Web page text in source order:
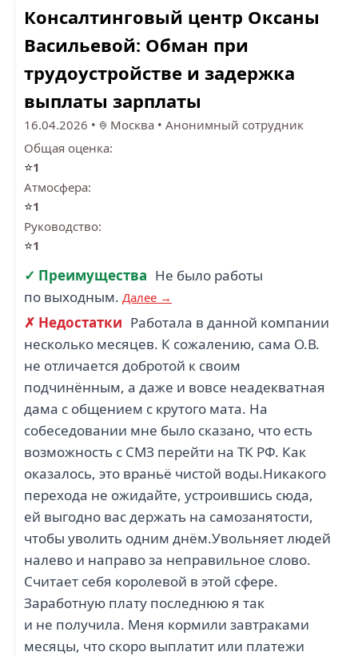
Консалтинговый центр Оксаны
Васильевой: Обман при
трудоустройстве и задержка
выплаты зарплаты
16.04.2026 • Москва • Анонимный сотрудник
Общая оценка:
⭐1
Атмосфера:
⭐1
Руководство:
⭐1
✓ Преимущества Не было работы
по выходным. Далее →
✗ Недостатки Работала в данной компании
несколько месяцев. К сожалению, сама О.В.
не отличается добротой к своим
подчинённым, а даже и вовсе неадекватная
дама с общением с крутого мата. На
собеседовании мне было сказано, что есть
возможность с СМЗ перейти на ТК РФ. Как
оказалось, это враньё чистой воды.Никакого
перехода не ожидайте, устроившись сюда,
ей выгодно вас держать на самозанятости,
чтобы уволить одним днём.Увольняет людей
налево и направо за неправильное слово.
Считает себя королевой в этой сфере.
Заработную плату последнюю я так
и не получила. Меня кормили завтраками
месяцы, что скоро выплатит или платежи